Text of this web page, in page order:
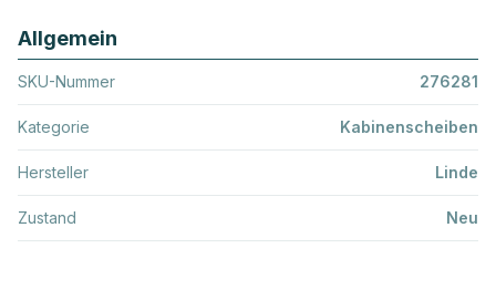
Allgemein
SKU-Nummer 276281
Kategorie Kabinenscheiben
Hersteller Linde
Zustand Neu